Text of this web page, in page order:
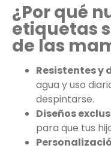
¿Por qué
etiquetas
de las
Resistentes y
agua y uso
despintarse.
Diseños
para que tus